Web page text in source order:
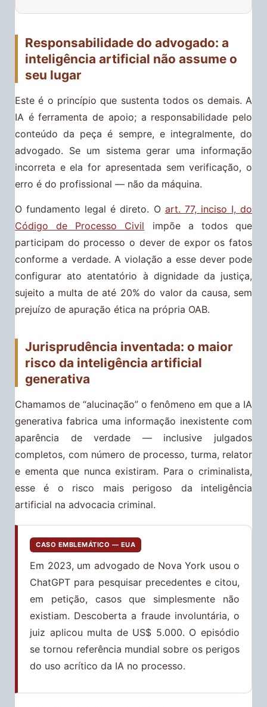
Responsabilidade do advogado: a
inteligência artificial não assume o
seu lugar
Este é o princípio que sustenta todos os demais. A
IA é ferramenta de apoio; a responsabilidade pelo
conteúdo da peça é sempre, e integralmente, do
advogado. Se um sistema gerar uma informação
incorreta e ela for apresentada sem verificação, o
erro é do profissional — não da máquina.
O fundamento legal é direto. O art. 77, inciso I, do
Código de Processo Civil impõe a todos que
participam do processo o dever de expor os fatos
conforme a verdade. A violação a esse dever pode
configurar ato atentatório à dignidade da justiça,
sujeito a multa de até 20% do valor da causa, sem
prejuízo de apuração ética na própria OAB.
Jurisprudência inventada: o maior
risco da inteligência artificial
generativa
Chamamos de “alucinação” o fenômeno em que a IA
generativa fabrica uma informação inexistente com
aparência de verdade — inclusive julgados
completos, com número de processo, turma, relator
e ementa que nunca existiram. Para o criminalista,
esse é o risco mais perigoso da inteligência
artificial na advocacia criminal.
CASO EMBLEMÁTICO — EUA
Em 2023, um advogado de Nova York usou o
ChatGPT para pesquisar precedentes e citou,
em petição, casos que simplesmente não
existiam. Descoberta a fraude involuntária, o
juiz aplicou multa de US$ 5.000. O episódio
se tornou referência mundial sobre os perigos
do uso acrítico da IA no processo.